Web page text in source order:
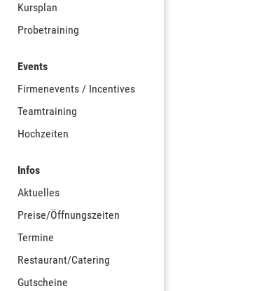
Kursplan
Probetraining
Events
Firmenevents / Incentives
Teamtraining
Hochzeiten
Infos
Aktuelles
Preise/Öffnungszeiten
Termine
Restaurant/Catering
Gutscheine